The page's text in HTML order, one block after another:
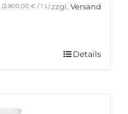
(2.800,00 € / 1 L)zzgl. Versand
Details